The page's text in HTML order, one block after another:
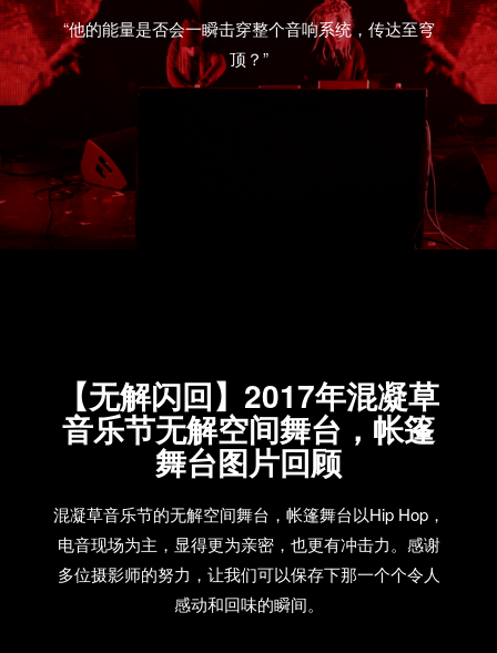
“他的能量是否会一瞬击穿整个音响系统，传达至穹
顶？”
【无解闪回】2017年混凝草
音乐节无解空间舞台，帐篷
舞台图片回顾
混凝草音乐节的无解空间舞台，帐篷舞台以Hip Hop，
电音现场为主，显得更为亲密，也更有冲击力。感谢
多位摄影师的努力，让我们可以保存下那一个个令人
感动和回味的瞬间。